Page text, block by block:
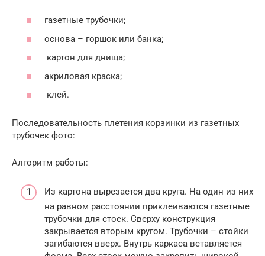
газетные трубочки;
основа – горшок или банка;
картон для днища;
акриловая краска;
клей.
Последовательность плетения корзинки из газетных
трубочек фото:
Алгоритм работы:
Из картона вырезается два круга. На один из них
на равном расстоянии приклеиваются газетные
трубочки для стоек. Сверху конструкция
закрывается вторым кругом. Трубочки – стойки
загибаются вверх. Внутрь каркаса вставляется